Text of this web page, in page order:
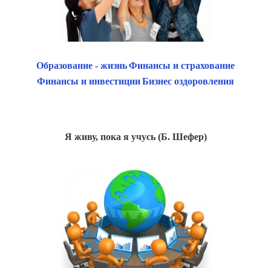
Образование - жизньФинансы и страхование
Финансы и инвестицииБизнес оздоровления
Я живу, пока я учусь (Б. Шефер)